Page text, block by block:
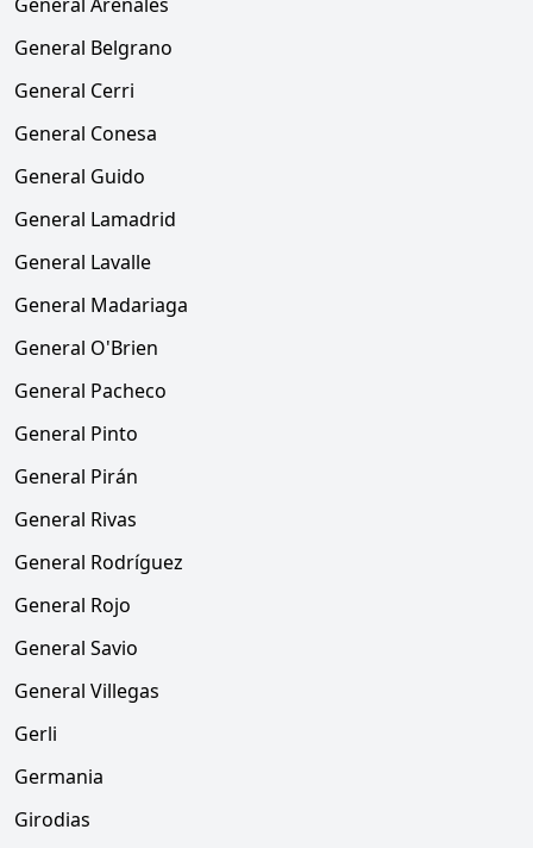
General Belgrano
General Cerri
General Conesa
General Guido
General Lamadrid
General Lavalle
General Madariaga
General O'Brien
General Pacheco
General Pinto
General Pirán
General Rivas
General Rodríguez
General Rojo
General Savio
General Villegas
Gerli
Germania
Girodias